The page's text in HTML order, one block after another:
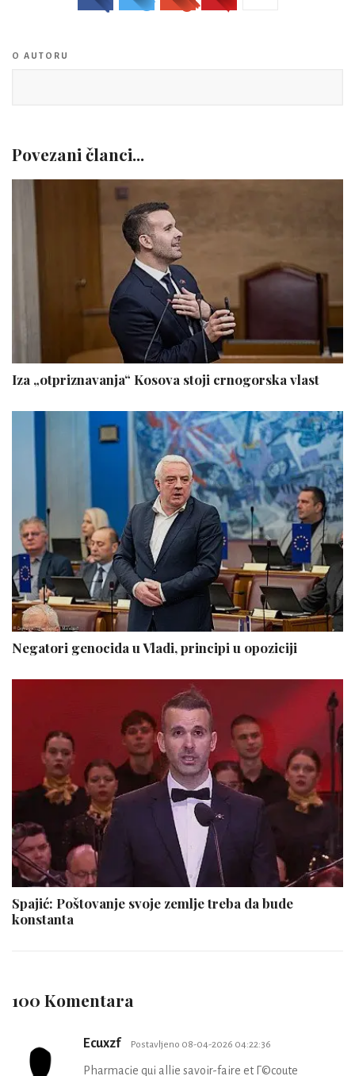
O AUTORU
Povezani članci...
Iza „otpriznavanja“ Kosova stoji crnogorska vlast
Negatori genocida u Vladi, principi u opoziciji
Spajić: Poštovanje svoje zemlje treba da bude
konstanta
100 Komentara
Ecuxzf Postavljeno 08-04-2026 04:22:36
Pharmacie qui allie savoir-faire et Г©coute